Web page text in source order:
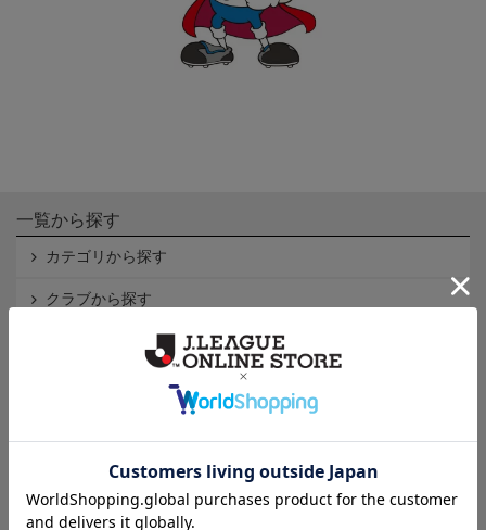
一覧から探す
カテゴリから探す
クラブから探す
Ｊ2
インフォメーション
個人情報保護方針